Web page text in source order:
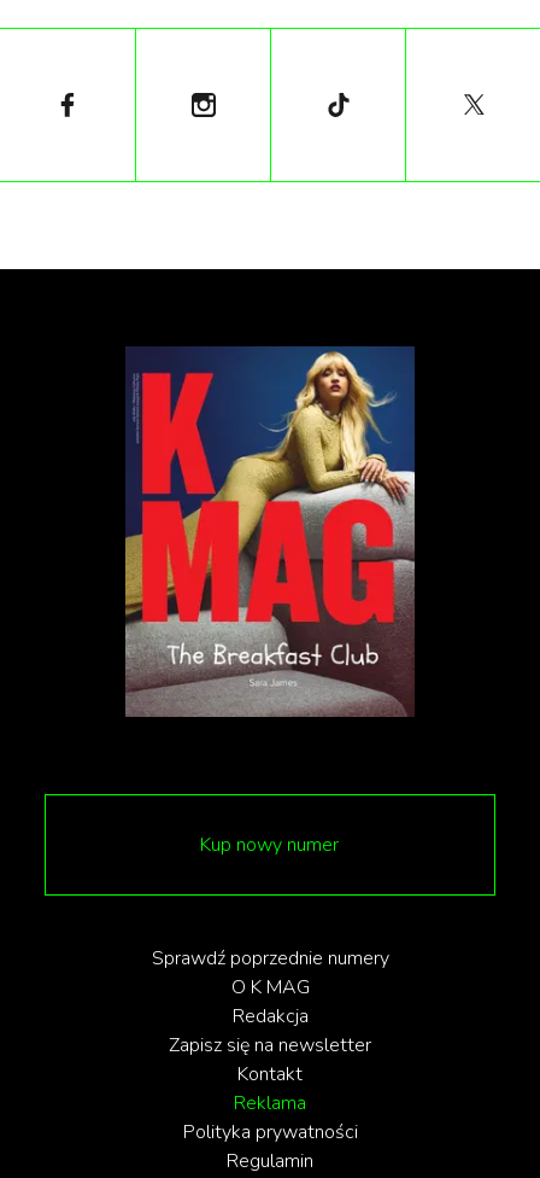
projektantem 3D, który na podstawie wyników
wirtualny model przyszłego przedstawiciela homo
nadmiernego korzystania ze smartfonów, laptopów i
Dziesiątki lat pochylania się nad ekranem laptopa
wyraźnie się skróci. Nasza dłoń zostanie
uformowana tak, aby konsekwentnie podtrzymywać
smartfon, stąd kciuk zmutuje w „piszący szpon”,
który przez większość czasu uderza w ekran
urządzenia – szpon jest twardszy i zakrzywiony. Ze
względu na ułożenia ramienia podczas trzymania
telefonu, łokcie ludzi z przyszłości będą z kolei
ustawione na stałe pod kątem 90 stopni. Na
ostateczny kształt modelu wpłynęła również teoria
badaczy, według której człowiek wykształci
Kup nowy numer
Sprawdź poprzednie numery
O K MAG
Redakcja
Zapisz się na newsletter
Kontakt
Reklama
Polityka prywatności
Regulamin